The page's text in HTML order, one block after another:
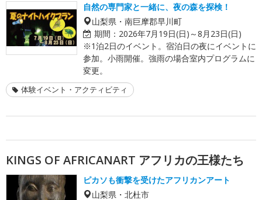
自然の専門家と一緒に、夜の森を探検！
山梨県・南巨摩郡早川町
期間： 2026年7月19日(日)～8月23日(日)
※1泊2日のイベント。宿泊日の夜にイベントに
参加。小雨開催。強雨の場合室内プログラムに
変更。
体験イベント・アクティビティ
KINGS OF AFRICANART アフリカの王様たち
ピカソも衝撃を受けたアフリカンアート
山梨県・北杜市